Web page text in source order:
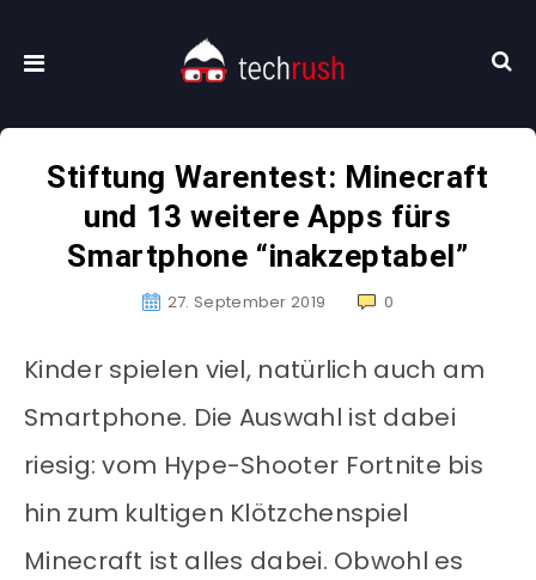
Stiftung Warentest: Minecraft
und 13 weitere Apps fürs
Smartphone “inakzeptabel”
27. September 2019 0
Kinder spielen viel, natürlich auch am
Smartphone. Die Auswahl ist dabei
riesig: vom Hype-Shooter Fortnite bis
hin zum kultigen Klötzchenspiel
Minecraft ist alles dabei. Obwohl es